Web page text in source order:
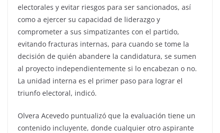
electorales y evitar riesgos para ser sancionados, así
como a ejercer su capacidad de liderazgo y
comprometer a sus simpatizantes con el partido,
evitando fracturas internas, para cuando se tome la
decisión de quién abandere la candidatura, se sumen
al proyecto independientemente si lo encabezan o no.
La unidad interna es el primer paso para lograr el
triunfo electoral, indicó.
Olvera Acevedo puntualizó que la evaluación tiene un
contenido incluyente, donde cualquier otro aspirante